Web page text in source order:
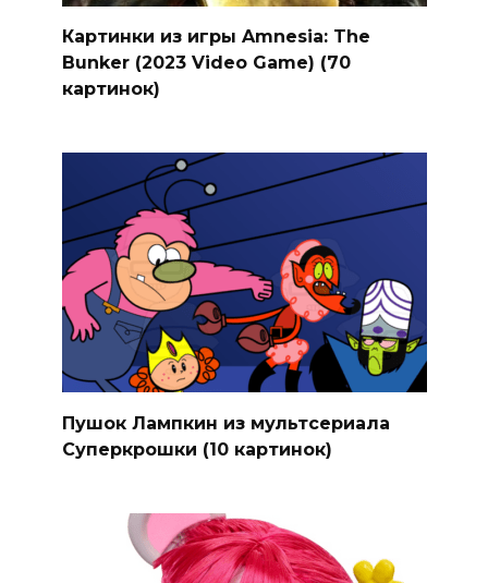
Картинки из игры Amnesia: The
Bunker (2023 Video Game) (70
картинок)
Пушок Лампкин из мультсериала
Суперкрошки (10 картинок)